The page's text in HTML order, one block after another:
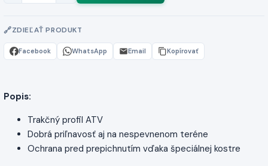
ZDIEĽAŤ PRODUKT
Facebook WhatsApp Email Kopírovať
Popis:
Trakčný profil ATV
Dobrá priľnavosť aj na nespevnenom teréne
Ochrana pred prepichnutím vďaka špeciálnej kostre